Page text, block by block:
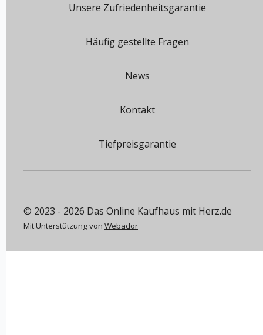
Unsere Zufriedenheitsgarantie
Häufig gestellte Fragen
News
Kontakt
Tiefpreisgarantie
© 2023 - 2026 Das Online Kaufhaus mit Herz.de
Mit Unterstützung von Webador